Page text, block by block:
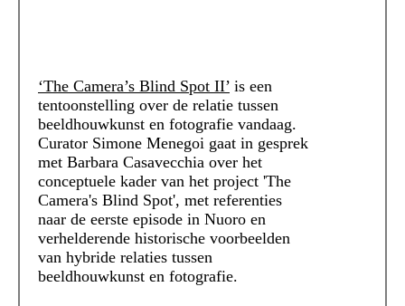
‘The Camera’s Blind Spot II’ is een
tentoonstelling over de relatie tussen
beeldhouwkunst en fotografie vandaag.
Curator Simone Menegoi gaat in gesprek
met Barbara Casavecchia over het
conceptuele kader van het project 'The
Camera's Blind Spot', met referenties
naar de eerste episode in Nuoro en
verhelderende historische voorbeelden
van hybride relaties tussen
beeldhouwkunst en fotografie.